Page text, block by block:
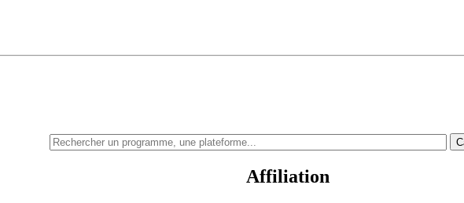
Affiliation